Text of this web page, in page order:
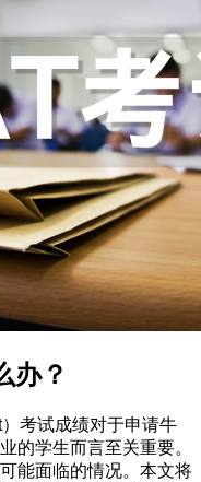
办？
考试成绩对于申请牛
的学生而言至关重要。
能面临的情况。本文将